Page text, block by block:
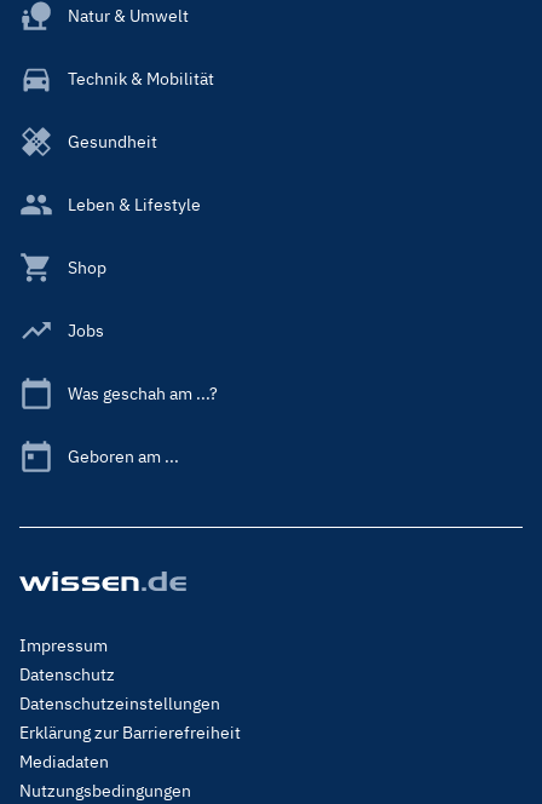
Natur & Umwelt
Technik & Mobilität
Gesundheit
Leben & Lifestyle
Shop
Jobs
Was geschah am ...?
Geboren am ...
Footer
Menu
Legal
Impressum
Datenschutz
Datenschutzeinstellungen
Erklärung zur Barrierefreiheit
Mediadaten
Nutzungsbedingungen